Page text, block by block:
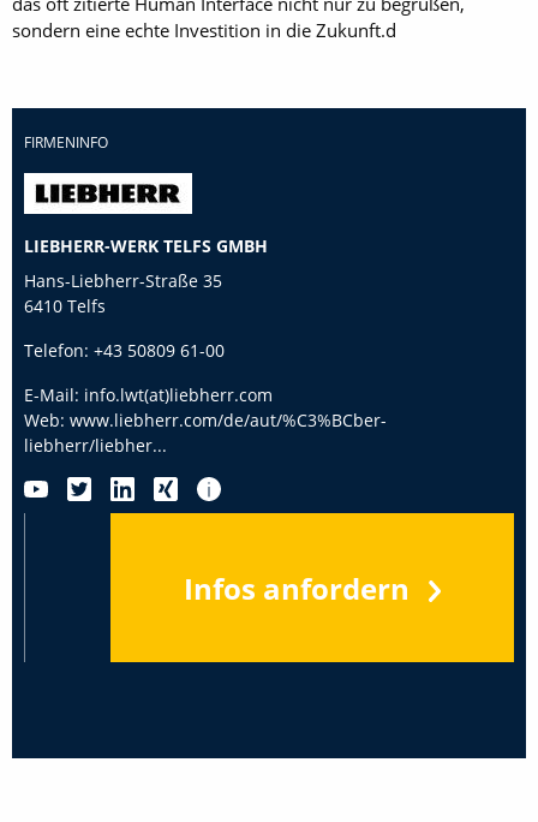
sondern eine echte Investition in die Zukunft.d
FIRMENINFO
LIEBHERR-WERK TELFS GMBH
Hans-Liebherr-Straße 35
6410 Telfs
Telefon: +43 50809 61-00
E-Mail: info.lwt(at)liebherr.com
Web: www.liebherr.com/de/aut/%C3%BCber-
liebherr/liebher...
Infos anfordern